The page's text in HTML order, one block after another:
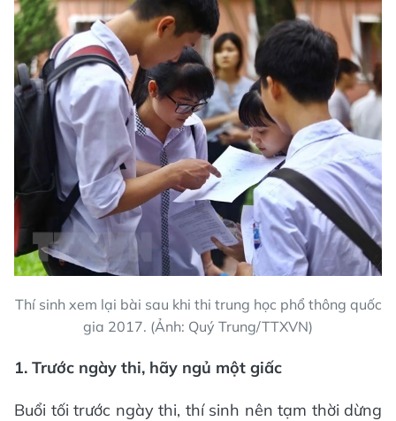
Thí sinh xem lại bài sau khi thi trung học phổ thông quốc
gia 2017. (Ảnh: Quý Trung/TTXVN)
1. Trước ngày thi, hãy ngủ một giấc
Buổi tối trước ngày thi, thí sinh nên tạm thời dừng